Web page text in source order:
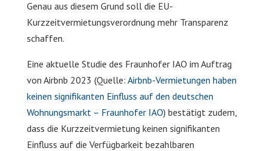
Genau aus diesem Grund soll die EU-
Kurzzeitvermietungsverordnung mehr Transparenz
schaffen.
Eine aktuelle Studie des Fraunhofer IAO im Auftrag
von Airbnb 2023 (Quelle: Airbnb-Vermietungen haben
keinen signifikanten Einfluss auf den deutschen
Wohnungsmarkt – Fraunhofer IAO) bestätigt zudem,
dass die Kurzzeitvermietung keinen signifikanten
Einfluss auf die Verfügbarkeit bezahlbaren